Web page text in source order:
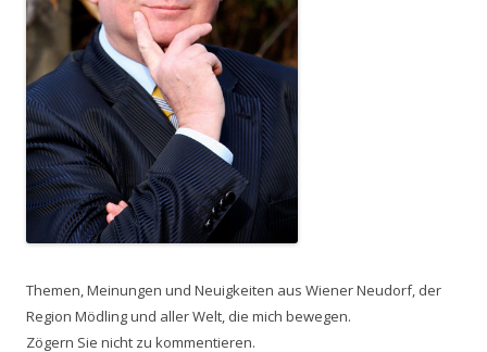
Themen, Meinungen und Neuigkeiten aus Wiener Neudorf, der
Region Mödling und aller Welt, die mich bewegen.
Zögern Sie nicht zu kommentieren.